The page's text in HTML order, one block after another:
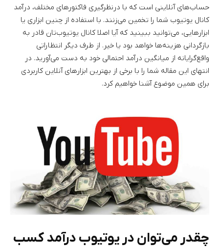
حساب‌های آنلاینی است که با درنظرگیری فاکتورهای مختلف، درآمد
کانال یوتیوب شما را تخمین می‌زنند. با استفاده از چنین ابزاری یا
ابزارهایی، می‌توانید ببینید که آیا اصلا کانال یوتیوب‌تان قادر به
بازگردانی هزینه‌ها خواهد بود یا خیر. از طرف دیگر انتظاراتی
واقع‌گرایانه از میانگین درآمد احتمالی خود به دست می‌آورید. در
انتهای این مقاله شما را با برخی از بهترین ابزارهای آنلاین کاربردی
برای همین موضوع آشنا خواهیم کرد.
چقدر می‌توان در یوتیوب درآمد کسب